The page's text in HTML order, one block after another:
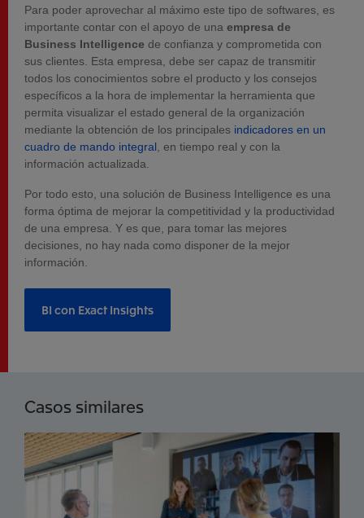
Para poder aprovechar al máximo este tipo de softwares, es
importante contar con el apoyo de una empresa de
Business Intelligence de confianza y comprometida con
sus clientes. Esta empresa, debe ser capaz de transmitir
todos los conocimientos sobre el producto y los consejos
específicos a la hora de implementar la herramienta que
permita visualizar el estado general de la organización
mediante la obtención de los principales indicadores en un
cuadro de mando integral , en tiempo real y con la
información actualizada.
Por todo esto, una solución de Business Intelligence es una
forma óptima de mejorar la competitividad y la productividad
de una empresa. Y es que, para tomar las mejores
decisiones, no hay nada como disponer de la mejor
información.
BI con Exact Insights
Casos similares